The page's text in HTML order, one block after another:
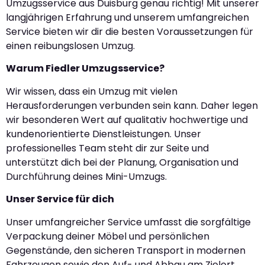
Umzugsservice aus Duisburg genau richtig! Mit unserer
langjährigen Erfahrung und unserem umfangreichen
Service bieten wir dir die besten Voraussetzungen für
einen reibungslosen Umzug.
Warum Fiedler Umzugsservice?
Wir wissen, dass ein Umzug mit vielen
Herausforderungen verbunden sein kann. Daher legen
wir besonderen Wert auf qualitativ hochwertige und
kundenorientierte Dienstleistungen. Unser
professionelles Team steht dir zur Seite und
unterstützt dich bei der Planung, Organisation und
Durchführung deines Mini-Umzugs.
Unser Service für dich
Unser umfangreicher Service umfasst die sorgfältige
Verpackung deiner Möbel und persönlichen
Gegenstände, den sicheren Transport in modernen